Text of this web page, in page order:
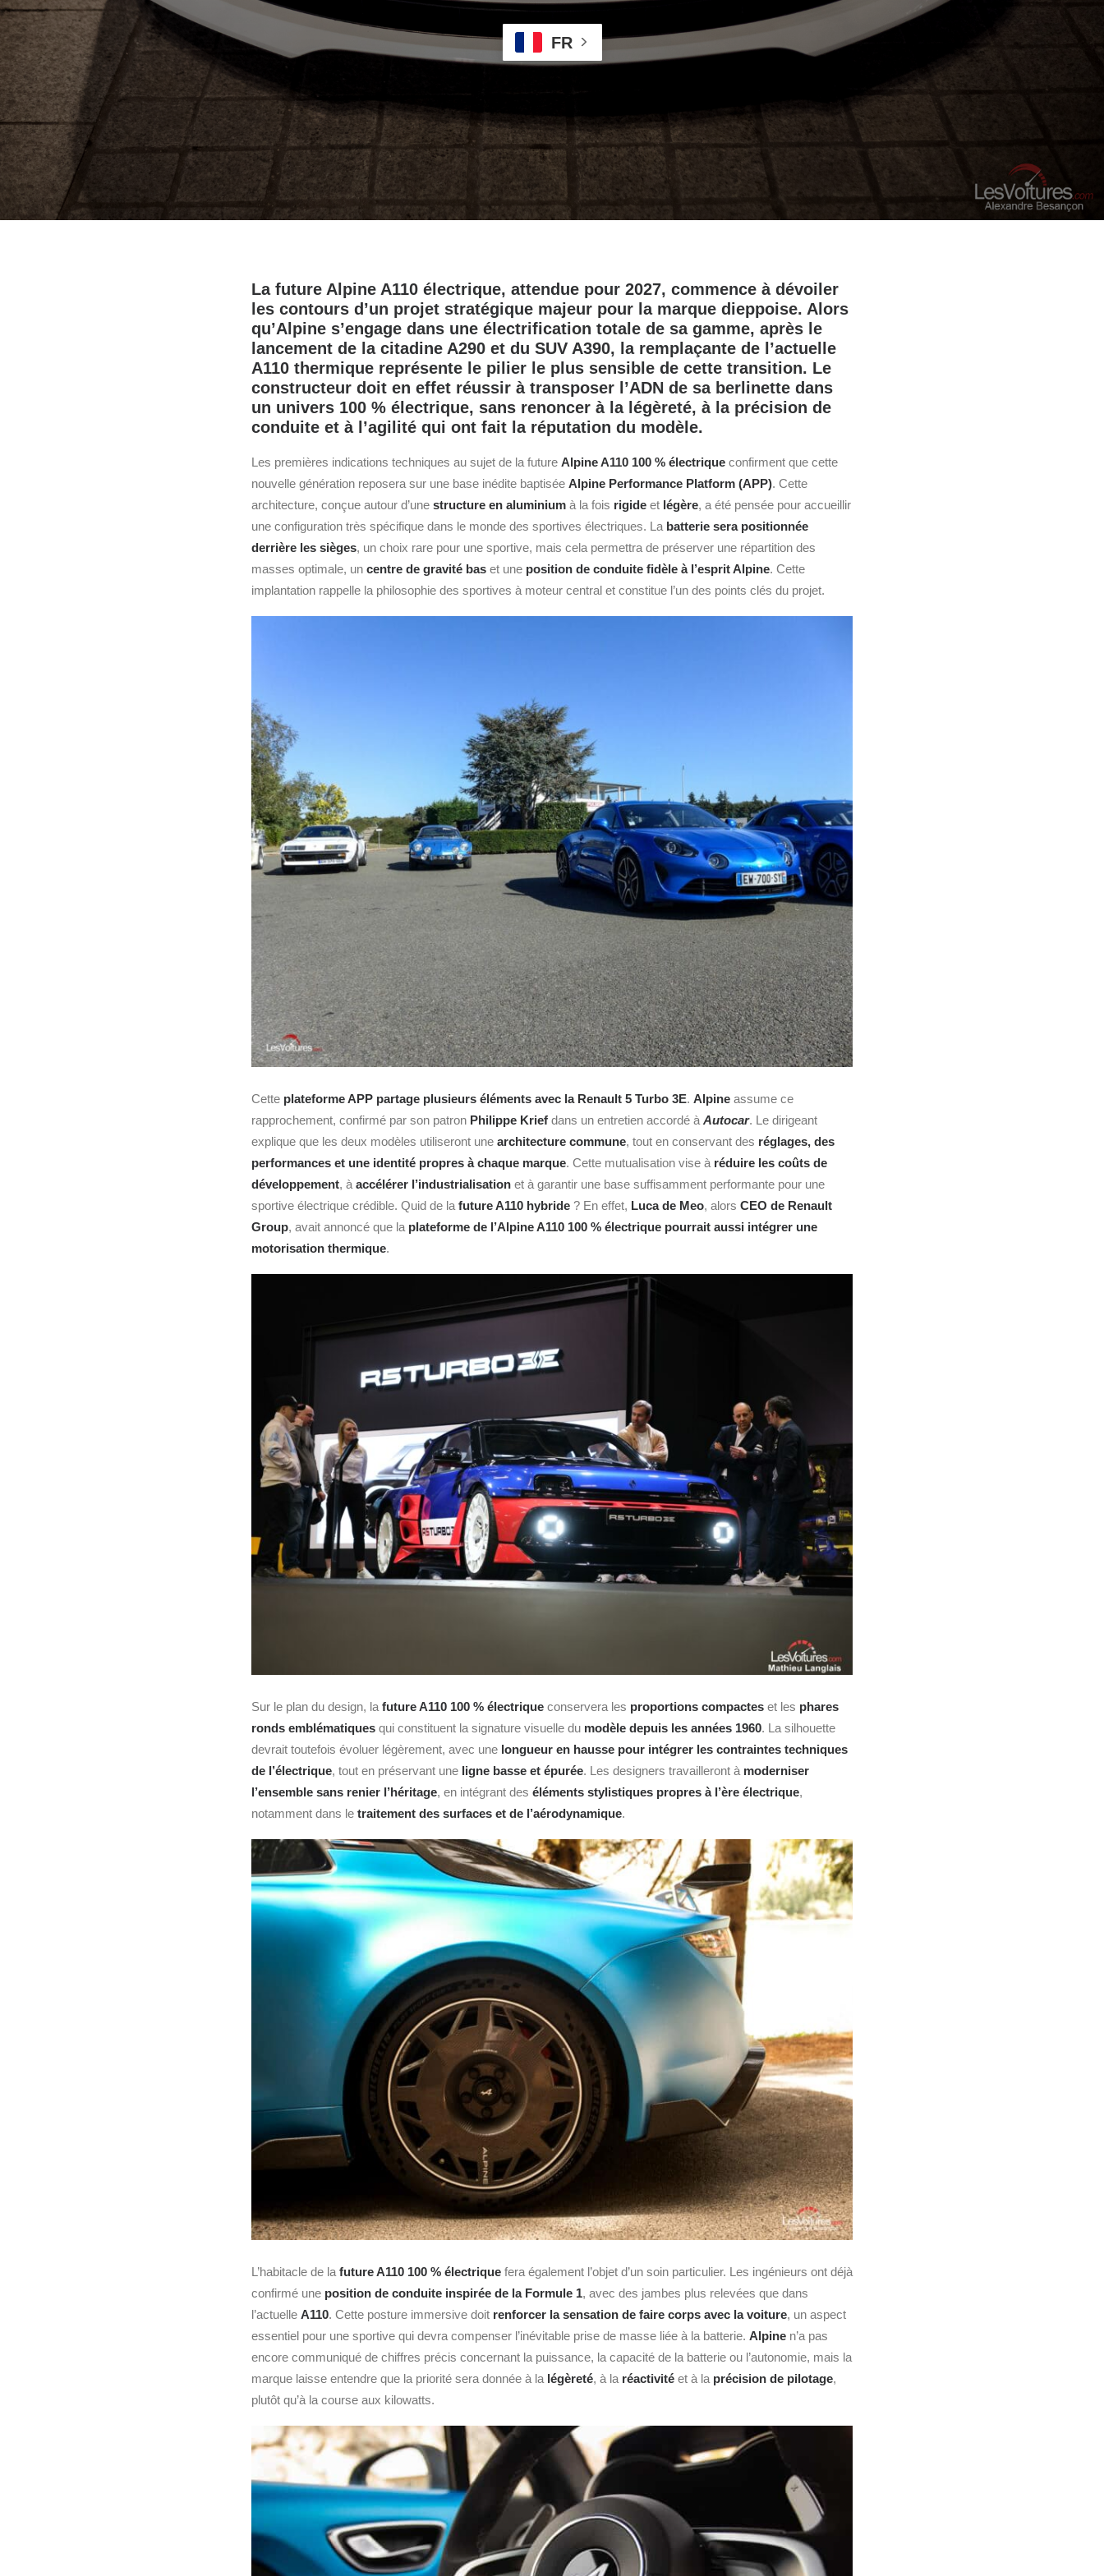
FR
La future Alpine A110 électrique, attendue pour 2027, commence à dévoiler
les contours d’un projet stratégique majeur pour la marque dieppoise. Alors
qu’Alpine s’engage dans une électrification totale de sa gamme, après le
lancement de la citadine A290 et du SUV A390, la remplaçante de l’actuelle
A110 thermique représente le pilier le plus sensible de cette transition. Le
constructeur doit en effet réussir à transposer l’ADN de sa berlinette dans
un univers 100 % électrique, sans renoncer à la légèreté, à la précision de
conduite et à l’agilité qui ont fait la réputation du modèle.
Les premières indications techniques au sujet de la future AlpineA110 100 % électrique confirment que cette
nouvelle génération reposera sur une base inédite baptisée Alpine Performance Platform (APP). Cette
architecture, conçue autour d’une structure en aluminium à la fois rigide et légère, a été pensée pour accueillir
une configuration très spécifique dans le monde des sportives électriques. La batterie sera positionnée
derrière les sièges, un choix rare pour une sportive, mais cela permettra de préserver une répartition des
masses optimale, un centre de gravité bas et une position de conduite fidèle à l’esprit Alpine. Cette
implantation rappelle la philosophie des sportives à moteur central et constitue l’un des points clés du projet.
Cette plateforme APP partage plusieurs éléments avec la Renault 5 Turbo 3E. Alpine assume ce
rapprochement, confirmé par son patron Philippe Krief dans un entretien accordé à Autocar. Le dirigeant
explique que les deux modèles utiliseront une architecture commune, tout en conservant des réglages, des
performances et une identité propres à chaque marque. Cette mutualisation vise à réduire les coûts de
développement, à accélérer l’industrialisation et à garantir une base suffisamment performante pour une
sportive électrique crédible. Quid de la future A110 hybride ? En effet, Luca de Meo, alors CEO de Renault
Group, avait annoncé que la plateforme de l’Alpine A110 100 % électrique pourrait aussi intégrer une
motorisation thermique.
Sur le plan du design, la future A110 100 % électrique conservera les proportions compactes et les phares
ronds emblématiques qui constituent la signature visuelle du modèle depuis les années 1960. La silhouette
devrait toutefois évoluer légèrement, avec une longueur en hausse pour intégrer les contraintes techniques
de l’électrique, tout en préservant une ligne basse et épurée. Les designers travailleront à moderniser
l’ensemble sans renier l’héritage, en intégrant des éléments stylistiques propres à l’ère électrique,
notamment dans le traitement des surfaces et de l’aérodynamique.
L’habitacle de la future A110 100 % électrique fera également l’objet d’un soin particulier. Les ingénieurs ont déjà
confirmé une position de conduite inspirée de la Formule 1, avec des jambes plus relevées que dans
l’actuelle A110. Cette posture immersive doit renforcer la sensation de faire corps avec la voiture, un aspect
essentiel pour une sportive qui devra compenser l’inévitable prise de masse liée à la batterie. Alpine n’a pas
encore communiqué de chiffres précis concernant la puissance, la capacité de la batterie ou l’autonomie, mais la
marque laisse entendre que la priorité sera donnée à la légèreté, à la réactivité et à la précision de pilotage,
plutôt qu’à la course aux kilowatts.